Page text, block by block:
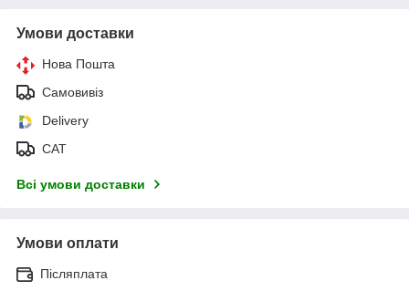
Умови доставки
Нова Пошта
Самовивіз
Delivery
САТ
Всі умови доставки
Умови оплати
Післяплата